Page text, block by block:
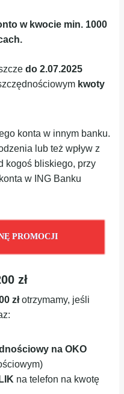
w kwocie min. 1000
do 2.07.2025
kwoty
konta w innym banku.
lub też wpływ z
kogoś bliskiego, przy
w ING Banku
PROMOCJI
zł
złotrzymamy, jeśli
na OKO
na telefon na kwotę